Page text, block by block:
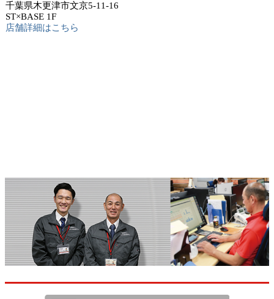
千葉県木更津市文京5-11-16
ST×BASE 1F
店舗詳細はこちら